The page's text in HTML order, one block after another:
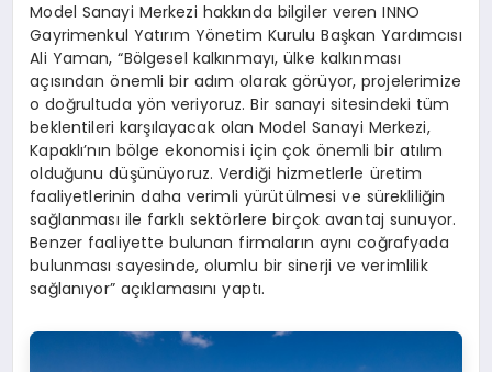
Model Sanayi Merkezi hakkında bilgiler veren INNO
Gayrimenkul Yatırım Yönetim Kurulu Başkan Yardımcısı
Ali Yaman, “Bölgesel kalkınmayı, ülke kalkınması
açısından önemli bir adım olarak görüyor, projelerimize
o doğrultuda yön veriyoruz. Bir sanayi sitesindeki tüm
beklentileri karşılayacak olan Model Sanayi Merkezi,
Kapaklı’nın bölge ekonomisi için çok önemli bir atılım
olduğunu düşünüyoruz. Verdiği hizmetlerle üretim
faaliyetlerinin daha verimli yürütülmesi ve sürekliliğin
sağlanması ile farklı sektörlere birçok avantaj sunuyor.
Benzer faaliyette bulunan firmaların aynı coğrafyada
bulunması sayesinde, olumlu bir sinerji ve verimlilik
sağlanıyor” açıklamasını yaptı.